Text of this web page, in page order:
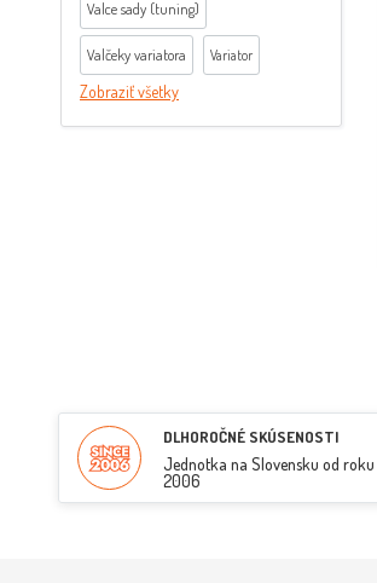
Valce sady (tuning)
Valčeky variatora Variator
Zobraziť všetky
DLHOROČNÉ SKÚSENOSTI
Jednotka na Slovensku od roku
2006